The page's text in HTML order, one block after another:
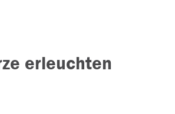
erleuchten